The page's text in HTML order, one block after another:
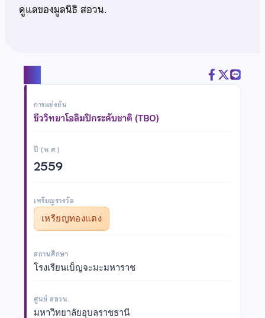
ดูแลของมูลนิธิ สอวน.
การแข่งขัน
ชีววิทยาโอลิมปิกระดับชาติ (TBO)
ปี (พ.ศ.)
2559
เหรียญรางวัล
เหรียญทองแดง
สถานศึกษา
โรงเรียนเบ็ญจะมะมหาราช
ศูนย์ สอวน.
มหาวิทยาลัยอุบลราชธานี